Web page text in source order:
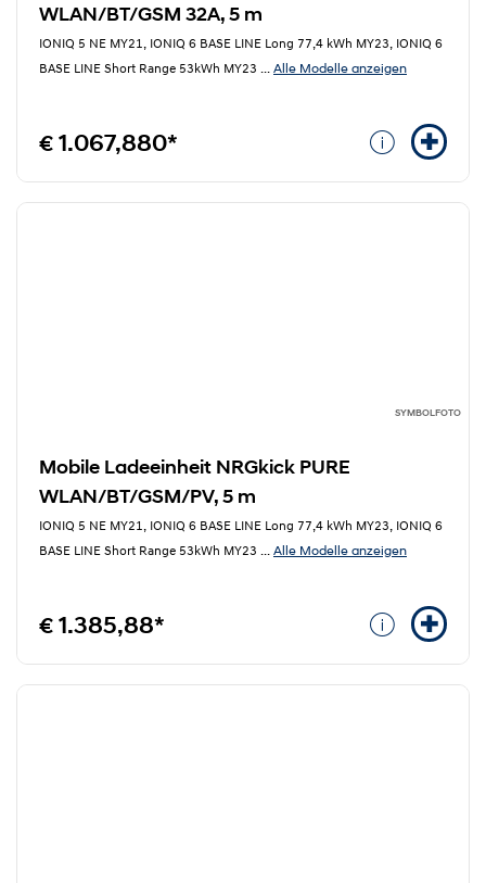
WLAN/BT/GSM 32A, 5 m
IONIQ 5 NE MY21, IONIQ 6 BASE LINE Long 77,4 kWh MY23, IONIQ 6
BASE LINE Short Range 53kWh MY23 ... Alle Modelle anzeigen
€ 1.067,880*
SYMBOLFOTO
Mobile Ladeeinheit NRGkick PURE
WLAN/BT/GSM/PV, 5 m
IONIQ 5 NE MY21, IONIQ 6 BASE LINE Long 77,4 kWh MY23, IONIQ 6
BASE LINE Short Range 53kWh MY23 ... Alle Modelle anzeigen
€ 1.385,88*